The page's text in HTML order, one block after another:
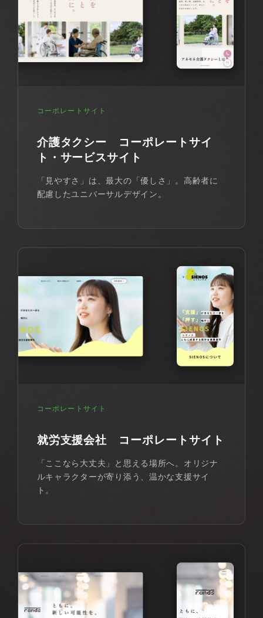
コーポレートサイト
介護タクシー コーポレートサイ
ト・サービスサイト
「見やすさ」は、最大の「優しさ」。高齢者に
配慮したユニバーサルデザイン。
コーポレートサイト
就労支援会社 コーポレートサイト
「ここなら大丈夫」と思える場所へ。オリジナ
ルキャラクターが寄り添う、温かな支援サイ
ト。